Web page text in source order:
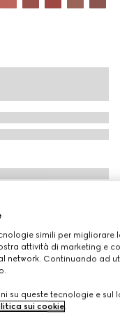
simili per migliorare
attività di marketing e
network. Continuando ad
su queste tecnologie e sul
sui cookie